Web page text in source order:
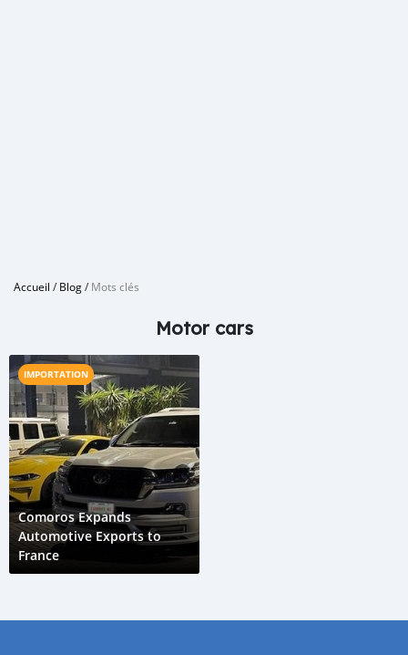
Accueil /Blog/Mots clés
Motor cars
IMPORTATION
Comoros Expands
Automotive Exports to
France